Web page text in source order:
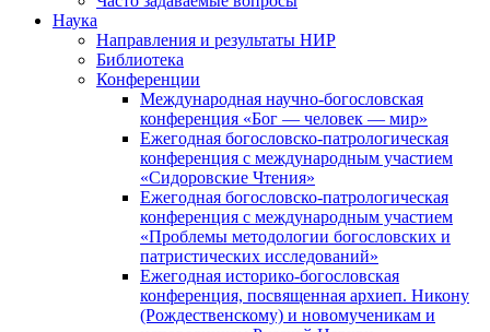
Наука
Направления и результаты НИР
Библиотека
Конференции
Международная научно-богословская
конференция «Бог — человек — мир»
Ежегодная богословско-патрологическая
конференция с международным участием
«Сидоровские Чтения»
Ежегодная богословско-патрологическая
конференция с международным участием
«Проблемы методологии богословских и
патристических исследований»
Ежегодная историко-богословская
конференция, посвященная архиеп. Никону
(Рождественскому) и новомученикам и